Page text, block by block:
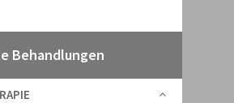
Behandlungen